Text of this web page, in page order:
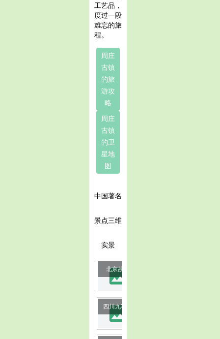
工艺品，
度过一段
难忘的旅
程。
周庄
古镇
的旅
游攻
略
周庄
古镇
的卫
星地
图
中国著名
景点三维
实景
image
北京故宫
image
四川九寨沟